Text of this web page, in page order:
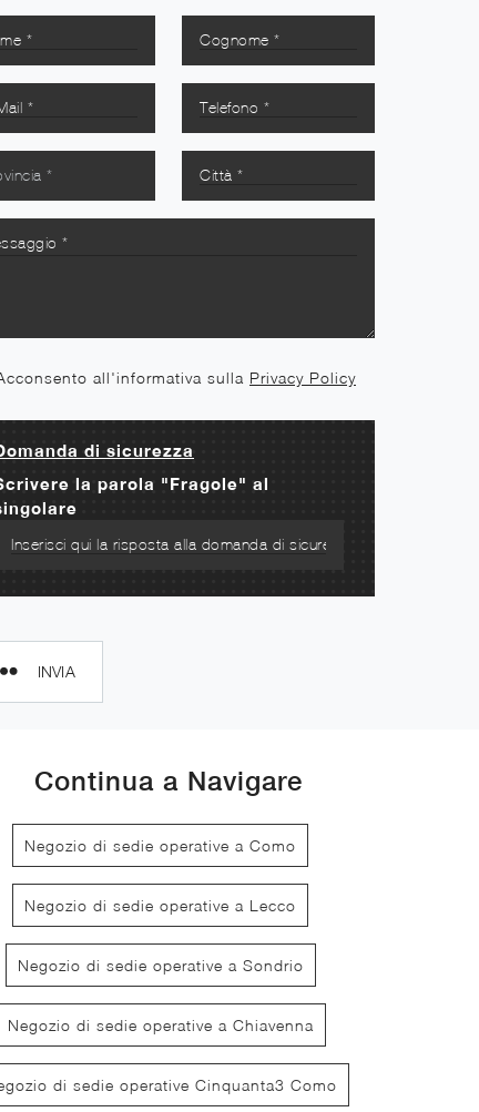
all'informativa sulla Privacy Policy
di sicurezza
la parola "Fragole" al
INVIA
Ospiti Helsinki Sedia Attesa
Continua a Navigare
Negozio di sedie operative a Como
Negozio di sedie operative a Lecco
Negozio di sedie operative a Sondrio
Negozio di sedie operative a Chiavenna
di sedie operative Cinquanta3 Como